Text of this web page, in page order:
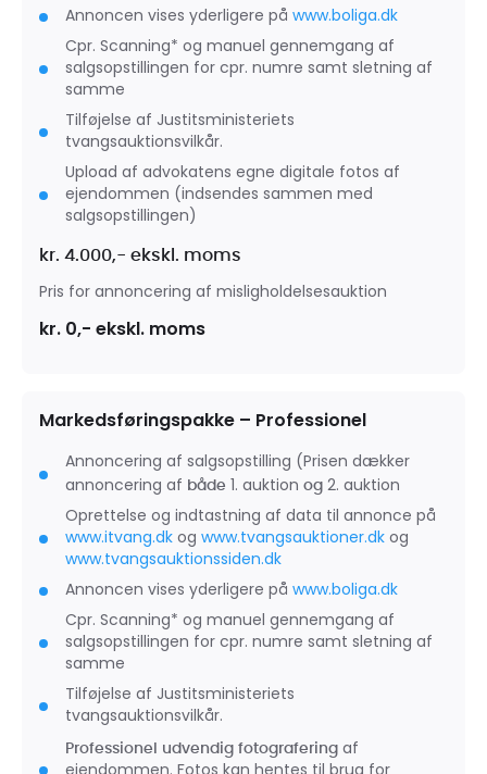
Annoncen vises yderligere på www.boliga.dk
Cpr. Scanning* og manuel gennemgang af
salgsopstillingen for cpr. numre samt sletning af
samme
Tilføjelse af Justitsministeriets
tvangsauktionsvilkår.
Upload af advokatens egne digitale fotos af
ejendommen (indsendes sammen med
salgsopstillingen)
kr. 4.000,- ekskl. moms
Pris for annoncering af misligholdelsesauktion
kr. 0,- ekskl. moms
Markedsføringspakke – Professionel
Annoncering af salgsopstilling (Prisen dækker
annoncering af både 1. auktion og 2. auktion
Oprettelse og indtastning af data til annonce på
www.itvang.dkog www.tvangsauktioner.dkog
www.tvangsauktionssiden.dk
Annoncen vises yderligere på www.boliga.dk
Cpr. Scanning* og manuel gennemgang af
salgsopstillingen for cpr. numre samt sletning af
samme
Tilføjelse af Justitsministeriets
tvangsauktionsvilkår.
Professionel udvendig fotografering af